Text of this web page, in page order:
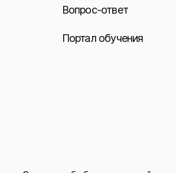
Вопрос-ответ
Портал обучения